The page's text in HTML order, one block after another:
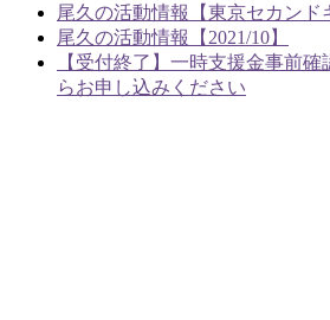
尾久の活動情報【東京セカンド
尾久の活動情報【2021/10】
【受付終了】一時支援金事前
らお申し込みください